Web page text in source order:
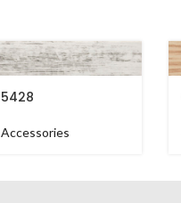
5428
Accessories